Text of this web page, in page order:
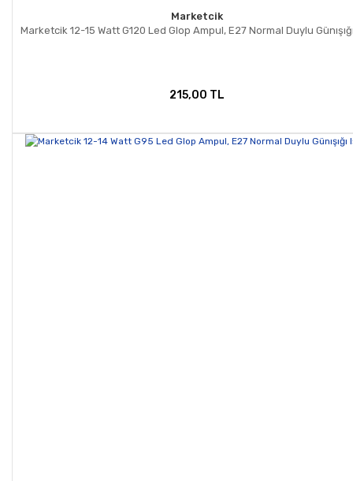
Marketcik
Marketcik 12-15 Watt G120 Led Glop Ampul, E27 Normal Duylu
215,00 TL